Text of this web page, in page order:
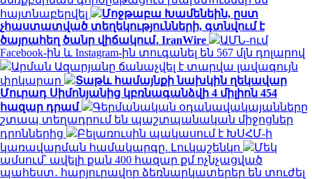
հայտնաբերվել
Մոջթաբա Խամենեին, ըստ
չհաստատված տեղեկությունների, գտնվում է
ծայրահեղ ծանր վիճակում․ IranWire
ԱՄՆ-ում
Facebook-ին և Instagram-ին տուգանել են 567 մլն դոլարով
Արման Ազարյանը ճանաչվել է տարվա լավագույն
փրկարար
Տաթև համայնքի նախկին ղեկավար
Մուրադ Սիմոնյանից կբռնագանձվի 4 միլիոն 454
հազար դրամ
Գերմանական օդանավակայանները
շտապ տեղադրում են պաշտպանական միջոցներ
դրոններից
Բելառուսին պակասում է ԽՍՀՄ-ի
կառավարման համակարգը. Լուկաշենկո
Մեկ
ամսում՝ ավելի քան 400 հազար քմ ոչնչացված
պահեստ․ հարյուրավոր ձեռնարկատերեր են տուժել